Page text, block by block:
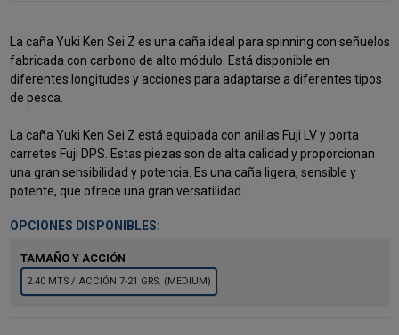
La caña Yuki Ken Sei Z es una caña ideal para spinning con señuelos
fabricada con carbono de alto módulo. Está disponible en
diferentes longitudes y acciones para adaptarse a diferentes tipos
de pesca.
La caña Yuki Ken Sei Z está equipada con anillas Fuji LV y porta
carretes Fuji DPS. Estas piezas son de alta calidad y proporcionan
una gran sensibilidad y potencia. Es una caña ligera, sensible y
potente, que ofrece una gran versatilidad.
OPCIONES DISPONIBLES:
TAMAÑO Y ACCIÓN
2.40 MTS / ACCIÓN 7-21 GRS. (MEDIUM)